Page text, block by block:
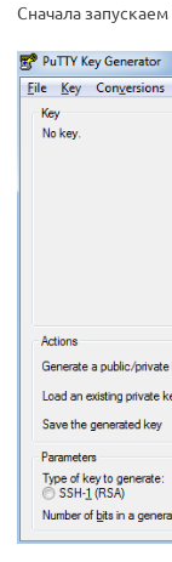
Сначала запускаем